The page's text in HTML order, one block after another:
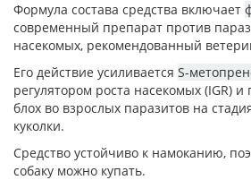
Формула состава средства включает
современный препарат против
насекомых, рекомендованный
Его действие усиливается S-
регулятором роста насекомых (IGR) и
блох во взрослых паразитов на
куколки.
Средство устойчиво к намоканию,
собаку можно купать.